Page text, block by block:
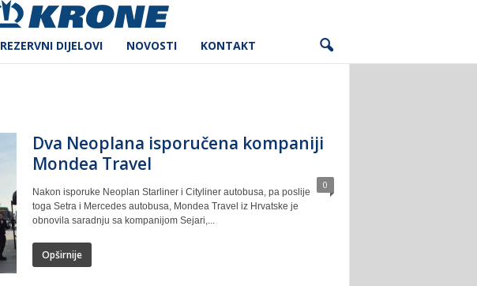
REZERVNI DIJELOVI NOVOSTI KONTAKT
Dva Neoplana isporučena kompaniji
Mondea Travel
0
Nakon isporuke Neoplan Starliner i Cityliner autobusa, pa poslije
toga Setra i Mercedes autobusa, Mondea Travel iz Hrvatske je
obnovila saradnju sa kompanijom Sejari,...
Opširnije